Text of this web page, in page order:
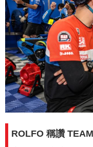
ROLFO 稱讚